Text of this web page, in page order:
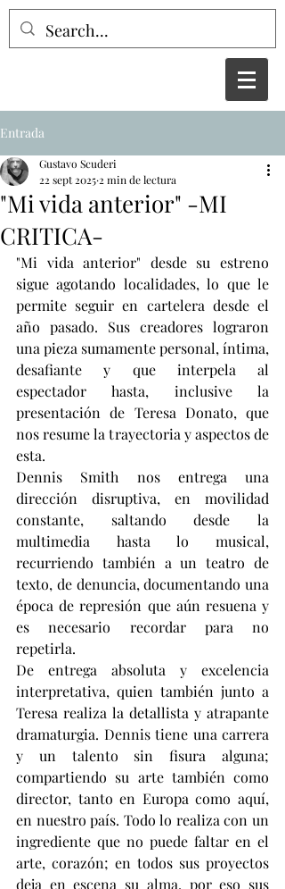
Entrada
"Mi vida anterior" -MI
CRITICA-
Gustavo Scuderi
22 sept 2025 2 min de lectura
"Mi vida anterior" desde su estreno
sigue agotando localidades, lo que le
permite seguir en cartelera desde el
año pasado. Sus creadores lograron
una pieza sumamente personal, íntima,
desafiante y que interpela al
espectador hasta, inclusive la
presentación de Teresa Donato, que
nos resume la trayectoria y aspectos de
esta.
Dennis Smith nos entrega una
dirección disruptiva, en movilidad
constante, saltando desde la
multimedia hasta lo musical,
recurriendo también a un teatro de
texto, de denuncia, documentando una
época de represión que aún resuena y
es necesario recordar para no
repetirla.
De entrega absoluta y excelencia
interpretativa, quien también junto a
Teresa realiza la detallista y atrapante
dramaturgia. Dennis tiene una carrera
y un talento sin fisura alguna;
compartiendo su arte también como
director, tanto en Europa como aquí,
en nuestro país. Todo lo realiza con un
ingrediente que no puede faltar en el
arte, corazón; en todos sus proyectos
deja en escena su alma, por eso sus